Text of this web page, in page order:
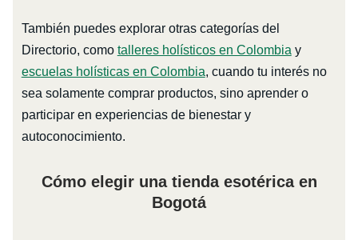
También puedes explorar otras categorías del
Directorio, como talleres holísticos en Colombia y
escuelas holísticas en Colombia, cuando tu interés no
sea solamente comprar productos, sino aprender o
participar en experiencias de bienestar y
autoconocimiento.
Cómo elegir una tienda esotérica en
Bogotá